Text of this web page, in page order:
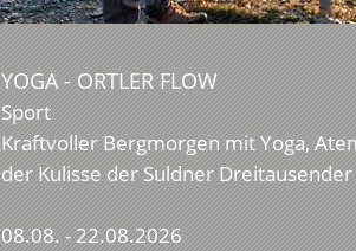
YOGA - ORTLER FLOW
Sport
Kraftvoller Bergmorgen mit Yoga,
der Kulisse der Suldner
08.08. - 22.08.2026